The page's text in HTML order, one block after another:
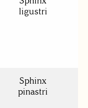
ligustri
Sphinx
pinastri